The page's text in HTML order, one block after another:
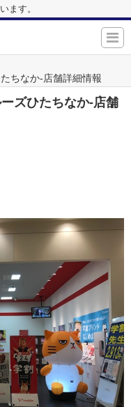
ます。
ちなか-店舗詳細情報
ズひたちなか-店舗